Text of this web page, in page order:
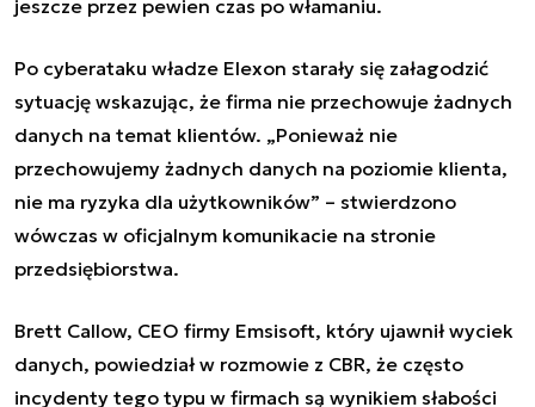
jeszcze przez pewien czas po włamaniu.
Po cyberataku władze Elexon starały się załagodzić
sytuację wskazując, że firma nie przechowuje żadnych
danych na temat klientów. „Ponieważ nie
przechowujemy żadnych danych na poziomie klienta,
nie ma ryzyka dla użytkowników” – stwierdzono
wówczas w oficjalnym komunikacie na stronie
przedsiębiorstwa.
Brett Callow, CEO firmy Emsisoft, który ujawnił wyciek
danych, powiedział w rozmowie z CBR, że często
incydenty tego typu w firmach są wynikiem słabości